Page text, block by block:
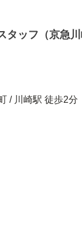
タッフ（京急
/ 川崎駅 徒歩2分